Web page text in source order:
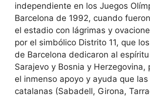
independiente en los Juegos
Barcelona de 1992, cuando
el estadio con lágrimas y
por el simbólico Distrito 11, que
de Barcelona dedicaron al
Sarajevo y Bosnia y Herzegovina,
el inmenso apoyo y ayuda que
catalanas (Sabadell, Girona,